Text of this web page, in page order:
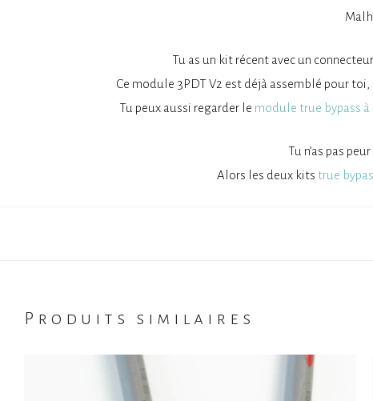
Tu as un kit récent avec un
Ce module 3PDT V2 est déjà assemblé pour
Tu peux aussi regarder le module true bypass à
Tu n’as pas
Alors les deux kits true
Produits similaires